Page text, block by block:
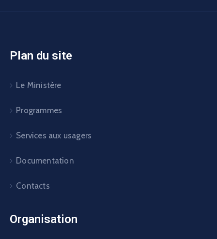
Plan du site
Le Ministère
Programmes
Services aux usagers
Documentation
Contacts
Organisation